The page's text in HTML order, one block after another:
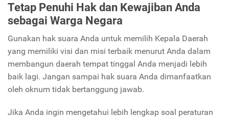
Tetap Penuhi Hak dan Kewajiban Anda
sebagai Warga Negara
Gunakan hak suara Anda untuk memilih Kepala Daerah
yang memiliki visi dan misi terbaik menurut Anda dalam
membangun daerah tempat tinggal Anda menjadi lebih
baik lagi. Jangan sampai hak suara Anda dimanfaatkan
oleh oknum tidak bertanggung jawab.
Jika Anda ingin mengetahui lebih lengkap soal peraturan